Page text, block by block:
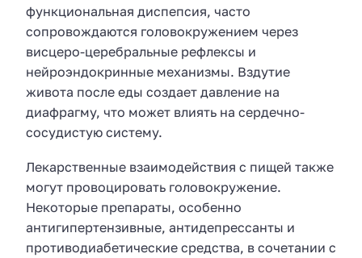
функциональная диспепсия, часто
сопровождаются головокружением через
висцеро-церебральные рефлексы и
нейроэндокринные механизмы. Вздутие
живота после еды создает давление на
диафрагму, что может влиять на сердечно-
сосудистую систему.
Лекарственные взаимодействия с пищей также
могут провоцировать головокружение.
Некоторые препараты, особенно
антигипертензивные, антидепрессанты и
противодиабетические средства, в сочетании с